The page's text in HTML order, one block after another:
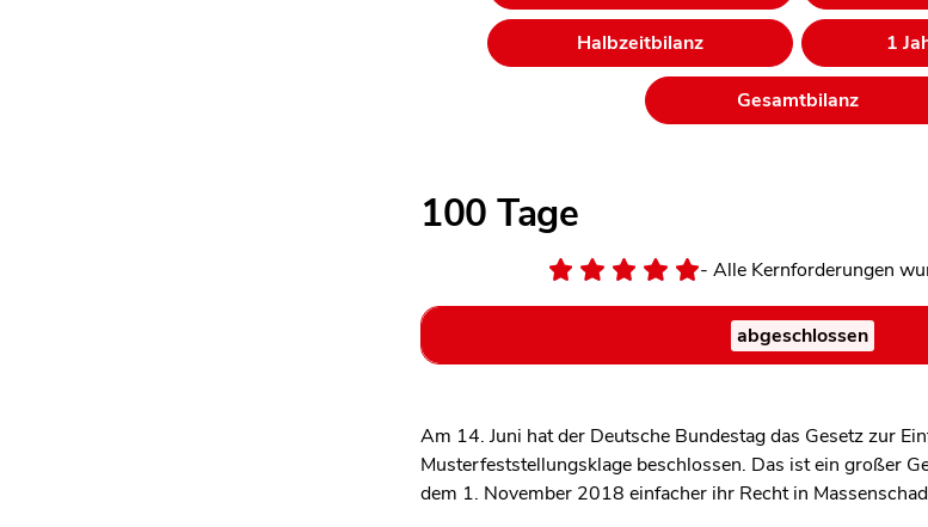
Halbzeitbilanz 1
Gesamtbilanz
100 Tage
- Alle Kernforderungen
abgeschlossen
Am 14. Juni hat der Deutsche Bundestag das Gesetz zur
Musterfeststellungsklage beschlossen. Das ist ein großer
dem 1. November 2018 einfacher ihr Recht in